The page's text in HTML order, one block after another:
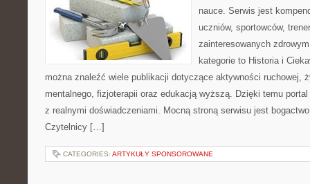
nauce. Serwis jest
uczniów, sportowców,
zainteresowanych
kategorie to Historia i
można znaleźć wiele publikacji dotyczące aktywności ruchowej,
mentalnego, fizjoterapii oraz edukacją wyższą. Dzięki temu
z realnymi doświadczeniami. Mocną stroną serwisu jest
Czytelnicy […]
CATEGORIES: ARTYKUŁY SPONSOROWANE